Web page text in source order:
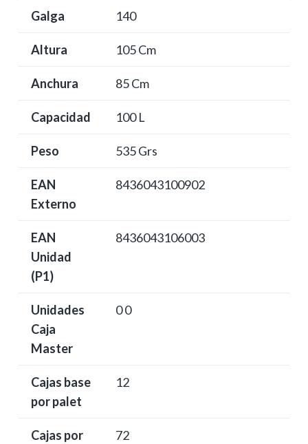
Galga 140
Altura 105 Cm
Anchura 85 Cm
Capacidad 100 L
Peso 535 Grs
EAN
Externo
8436043100902
EAN
Unidad
(P1)
8436043106003
Unidades
Caja
Master
0 0
Cajas base
por palet
12
Cajas por
72